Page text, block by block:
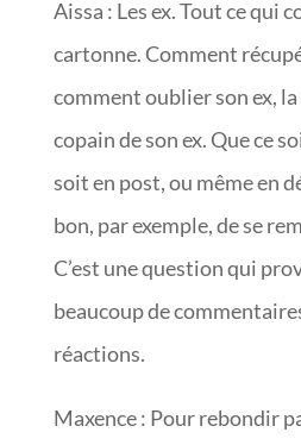
Aissa : Les ex. Tout ce qui
cartonne. Comment
comment oublier son ex, la
copain de son ex. Que ce
soit en post, ou même en
bon, par exemple, de se
C’est une question qui
beaucoup de
réactions.
Maxence : Pour rebondir